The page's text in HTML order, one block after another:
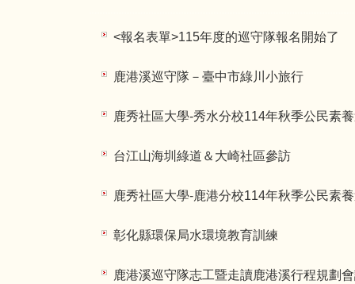
<報名表單>115年度的巡守隊報名開始了
鹿港溪巡守隊－臺中市綠川小旅行
鹿秀社區大學-秀水分校114年秋季公民素
台江山海圳綠道＆大崎社區參訪
鹿秀社區大學-鹿港分校114年秋季公民素
彰化縣環保局水環境教育訓練
鹿港溪巡守隊志工暨走讀鹿港溪行程規劃